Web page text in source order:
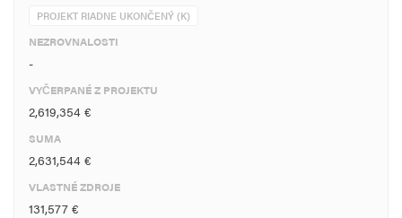
PROJEKT RIADNE UKONČENÝ (K)
NEZROVNALOSTI
-
VYČERPANÉ Z PROJEKTU
2,619,354 €
SUMA
2,631,544 €
VLASTNÉ ZDROJE
131,577 €